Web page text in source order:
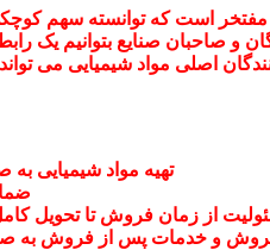
مفتخر است که توانسته سهم
و صاحبان صنایع بتوانیم یک
اصلی مواد شیمیایی می
تهیه مواد شیمیایی
از زمان فروش تا تحویل
و خدمات پس از فروش به صورت ۲۴ ساعته و بدون